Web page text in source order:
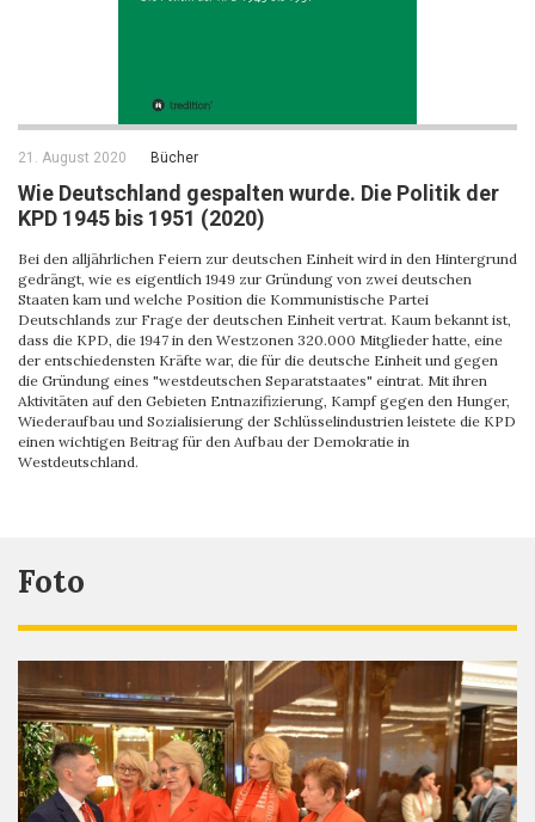
21. August 2020 Bücher
Wie Deutschland gespalten wurde. Die Politik der
KPD 1945 bis 1951 (2020)
Bei den alljährlichen Feiern zur deutschen Einheit wird in den Hintergrund
gedrängt, wie es eigentlich 1949 zur Gründung von zwei deutschen
Staaten kam und welche Position die Kommunistische Partei
Deutschlands zur Frage der deutschen Einheit vertrat. Kaum bekannt ist,
dass die KPD, die 1947 in den Westzonen 320.000 Mitglieder hatte, eine
der entschiedensten Kräfte war, die für die deutsche Einheit und gegen
die Gründung eines "westdeutschen Separatstaates" eintrat. Mit ihren
Aktivitäten auf den Gebieten Entnazifizierung, Kampf gegen den Hunger,
Wiederaufbau und Sozialisierung der Schlüsselindustrien leistete die KPD
einen wichtigen Beitrag für den Aufbau der Demokratie in
Westdeutschland.
Foto